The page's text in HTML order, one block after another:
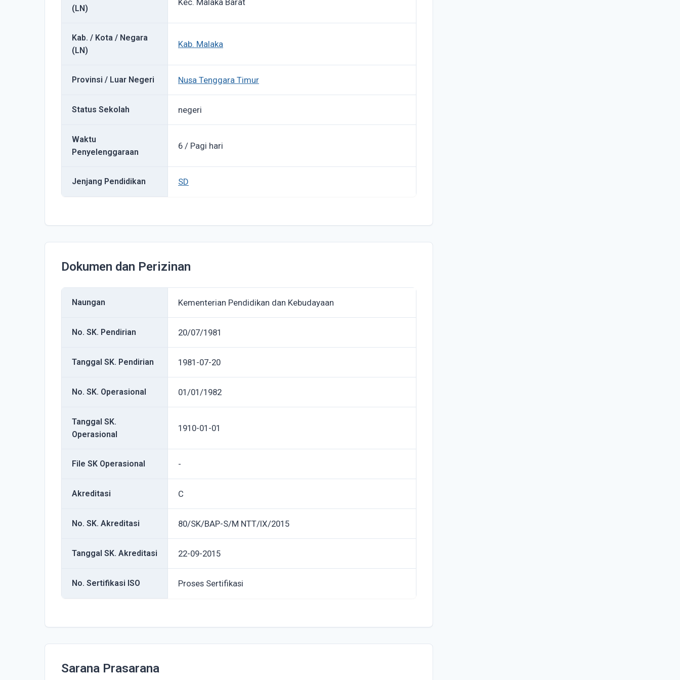
(LN)
Kec. Malaka Barat
Kab. / Kota / Negara
(LN)
Kab. Malaka
Provinsi / Luar Negeri Nusa Tenggara Timur
Status Sekolah negeri
Waktu
Penyelenggaraan
6 / Pagi hari
Jenjang Pendidikan SD
Dokumen dan Perizinan
Naungan Kementerian Pendidikan dan Kebudayaan
No. SK. Pendirian 20/07/1981
Tanggal SK. Pendirian 1981-07-20
No. SK. Operasional 01/01/1982
Tanggal SK.
Operasional
1910-01-01
File SK Operasional -
Akreditasi C
No. SK. Akreditasi 80/SK/BAP-S/M NTT/IX/2015
Tanggal SK. Akreditasi 22-09-2015
No. Sertifikasi ISO Proses Sertifikasi
Sarana Prasarana